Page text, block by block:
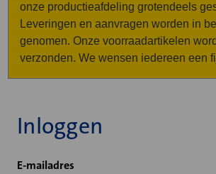
onze productieafdeling grotendeels
Leveringen en aanvragen worden in
genomen. Onze voorraadartikelen
verzonden. We wensen iedereen een
Inloggen
E-mailadres